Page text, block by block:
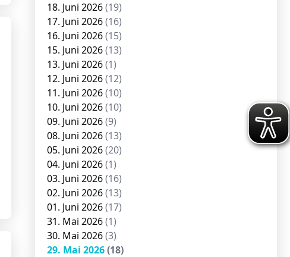
18. Juni 2026(19)
17. Juni 2026(16)
16. Juni 2026(15)
15. Juni 2026(13)
13. Juni 2026(1)
12. Juni 2026(12)
11. Juni 2026(10)
10. Juni 2026(10)
09. Juni 2026(9)
08. Juni 2026(13)
05. Juni 2026(20)
04. Juni 2026(1)
03. Juni 2026(16)
02. Juni 2026(13)
01. Juni 2026(17)
31. Mai 2026(1)
30. Mai 2026(3)
29. Mai 2026(18)